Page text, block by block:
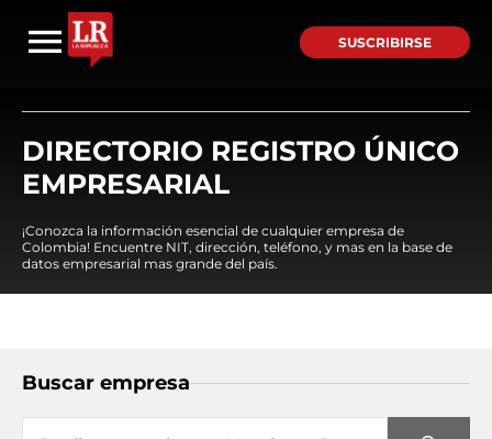
SUSCRIBIRSE
DIRECTORIO REGISTRO ÚNICO
EMPRESARIAL
¡Conozca la información esencial de cualquier empresa de
Colombia! Encuentre NIT, dirección, teléfono, y mas en la base de
datos empresarial mas grande del país.
Buscar empresa